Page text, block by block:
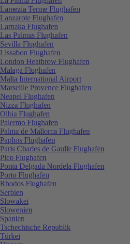
Lamezia Terme Flughafen
Lanzarote Flughafen
Larnaka Flughafen
Las Palmas Flughafen
Sevilla Flughafen
Lissabon Flughafen
London Heathrow Flughafen
Malaga Flughafen
Malta International Airport
Marseille Provence Flughafen
Neapel Flughafen
Nizza Flughafen
Olbia Flughafen
Palermo Flughafen
Palma de Mallorca Flughafen
Paphos Flughafen
Paris Charles de Gaulle Flughafen
Pico Flughafen
Ponta Delgada Nordela Flughafen
Porto Flughafen
Rhodos Flughafen
Serbien
Slowakei
Slowenien
Spanien
Tschechische Republik
Türkei